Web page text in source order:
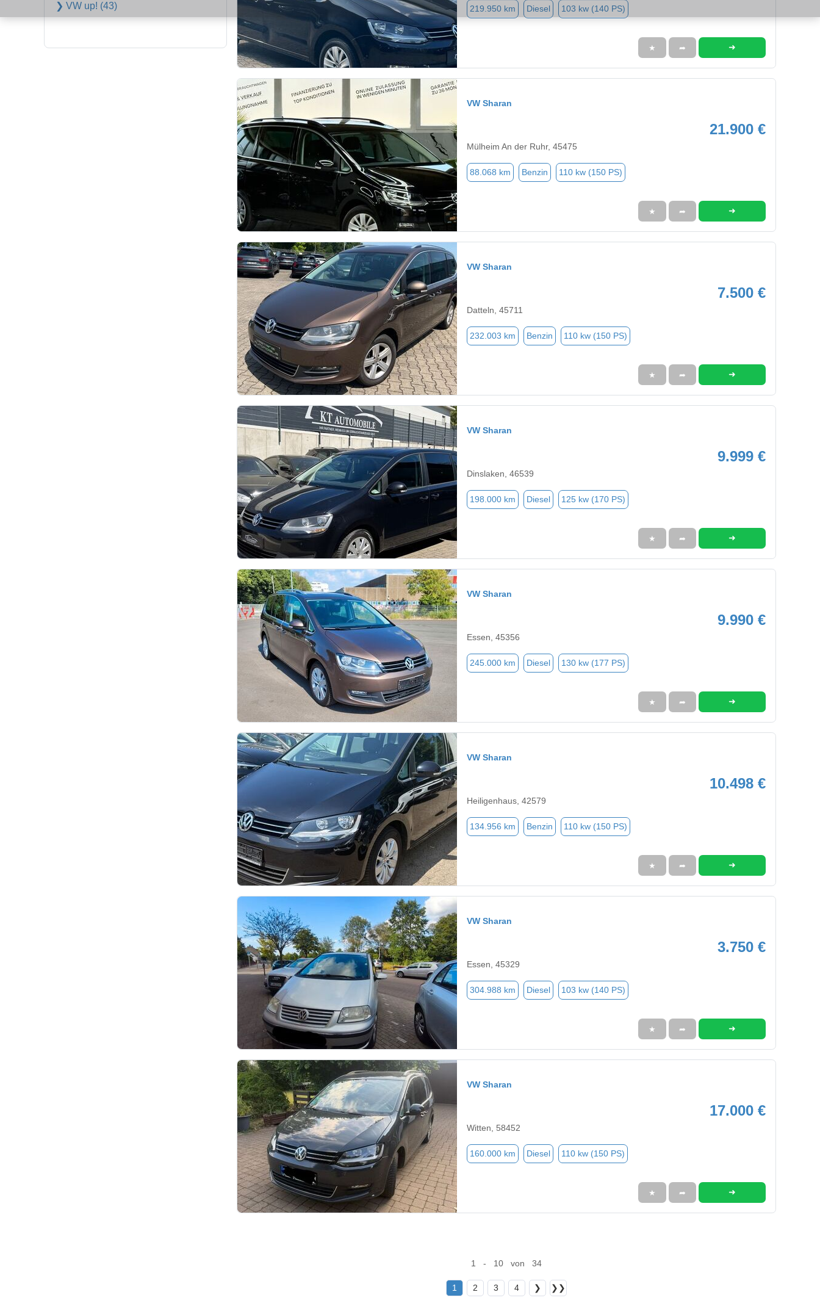
❯ VW up! (43)
219.950 km Diesel 103 kw (140 PS)
★ ➦ ➜
VW Sharan
21.900 €
Mülheim An der Ruhr, 45475
88.068 km Benzin 110 kw (150 PS)
★ ➦ ➜
VW Sharan
7.500 €
Datteln, 45711
232.003 km Benzin 110 kw (150 PS)
★ ➦ ➜
VW Sharan
9.999 €
Dinslaken, 46539
198.000 km Diesel 125 kw (170 PS)
★ ➦ ➜
VW Sharan
9.990 €
Essen, 45356
245.000 km Diesel 130 kw (177 PS)
★ ➦ ➜
VW Sharan
10.498 €
Heiligenhaus, 42579
134.956 km Benzin 110 kw (150 PS)
★ ➦ ➜
VW Sharan
3.750 €
Essen, 45329
304.988 km Diesel 103 kw (140 PS)
★ ➦ ➜
VW Sharan
17.000 €
Witten, 58452
160.000 km Diesel 110 kw (150 PS)
★ ➦ ➜
1 - 10 von 34
1 2 3 4 ❯ ❯❯